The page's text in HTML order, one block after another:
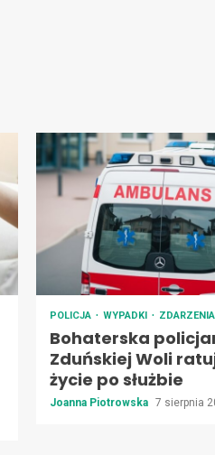
POLICJA WYPADKI
Bohaterska
Zduńskiej Woli
życie po służbie
Joanna Piotrowska 7 sierpnia